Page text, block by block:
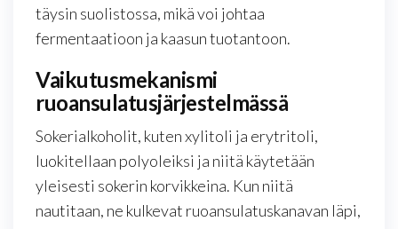
täysin suolistossa, mikä voi johtaa
fermentaatioon ja kaasun tuotantoon.
Vaikutusmekanismi
ruoansulatusjärjestelmässä
Sokerialkoholit, kuten xylitoli ja erytritoli,
luokitellaan polyoleiksi ja niitä käytetään
yleisesti sokerin korvikkeina. Kun niitä
nautitaan, ne kulkevat ruoansulatuskanavan läpi,